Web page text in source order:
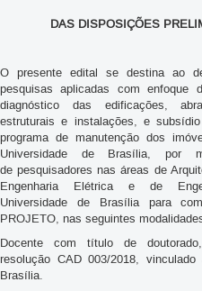
DAS DISPOSIÇÕES
O presente edital se destina ao
pesquisas aplicadas com enfoque
diagnóstico das edificações,
estruturais e instalações, e
programa de manutenção dos
Universidade de Brasília, por
de pesquisadores nas áreas de
Engenharia Elétrica e de
Universidade de Brasília para
PROJETO, nas seguintes
Docente com título de
resolução CAD 003/2018,
Brasília.